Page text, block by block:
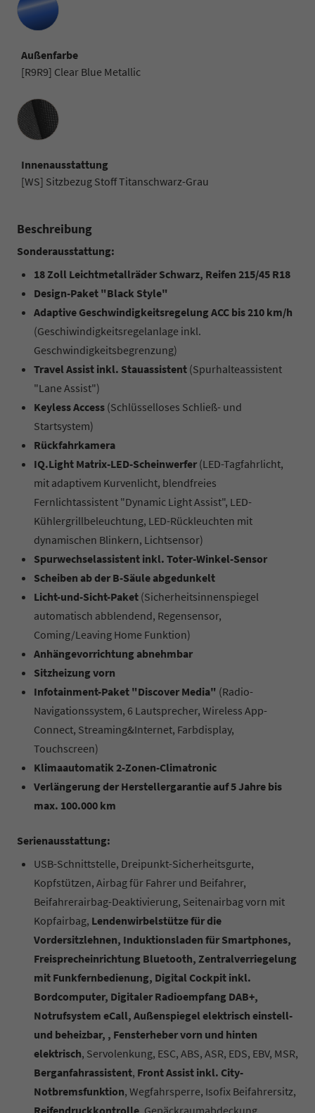
Außenfarbe
[R9R9] Clear Blue Metallic
Innenausstattung
Innenausstattung
[WS] Sitzbezug Stoff Titanschwarz-Grau
Beschreibung
Sonderausstattung:
18 Zoll Leichtmetallräder Schwarz, Reifen 215/45 R18
Design-Paket "Black Style"
Adaptive Geschwindigkeitsregelung ACC bis 210 km/h
(Geschiwindigkeitsregelanlage inkl.
Geschwindigkeitsbegrenzung)
Travel Assist inkl. Stauassistent (Spurhalteassistent
"Lane Assist")
Keyless Access (Schlüsselloses Schließ- und
Startsystem)
Rückfahrkamera
IQ.Light Matrix-LED-Scheinwerfer (LED-Tagfahrlicht,
mit adaptivem Kurvenlicht, blendfreies
Fernlichtassistent "Dynamic Light Assist", LED-
Kühlergrillbeleuchtung, LED-Rückleuchten mit
dynamischen Blinkern, Lichtsensor)
Spurwechselassistent inkl. Toter-Winkel-Sensor
Scheiben ab der B-Säule abgedunkelt
Licht-und-Sicht-Paket (Sicherheitsinnenspiegel
automatisch abblendend, Regensensor,
Coming/Leaving Home Funktion)
Anhängevorrichtung abnehmbar
Sitzheizung vorn
Infotainment-Paket "Discover Media" (Radio-
Navigationssystem, 6 Lautsprecher, Wireless App-
Connect, Streaming&Internet, Farbdisplay,
Touchscreen)
Klimaautomatik 2-Zonen-Climatronic
Verlängerung der Herstellergarantie auf 5 Jahre bis
max. 100.000 km
Serienausstattung:
USB-Schnittstelle, Dreipunkt-Sicherheitsgurte,
Kopfstützen, Airbag für Fahrer und Beifahrer,
Beifahrerairbag-Deaktivierung, Seitenairbag vorn mit
Kopfairbag, Lendenwirbelstütze für die
Vordersitzlehnen, Induktionsladen für Smartphones,
Freisprecheinrichtung Bluetooth, Zentralverriegelung
mit Funkfernbedienung, Digital Cockpit inkl.
Bordcomputer, Digitaler Radioempfang DAB+,
Notrufsystem eCall, Außenspiegel elektrisch einstell-
und beheizbar, , Fensterheber vorn und hinten
elektrisch, Servolenkung, ESC, ABS, ASR, EDS, EBV, MSR,
Berganfahrassistent, Front Assist inkl. City-
Notbremsfunktion, Wegfahrsperre, Isofix Beifahrersitz,
Reifendruckkontrolle , Gepäckraumabdeckung,